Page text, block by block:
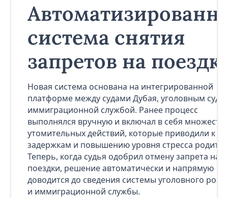
система снятия
запретов на
Новая система основана на интегрированной
платформе между судами Дубая, уголовным
иммиграционной службой. Ранее процесс
выполнялся вручную и включал в себя
утомительных действий, которые приводили к
задержкам и повышению уровня стресса
Теперь, когда судья одобрил отмену запрета на
поездки, решение автоматически и напрямую
доводится до сведения системы уголовного
и иммиграционной службы.